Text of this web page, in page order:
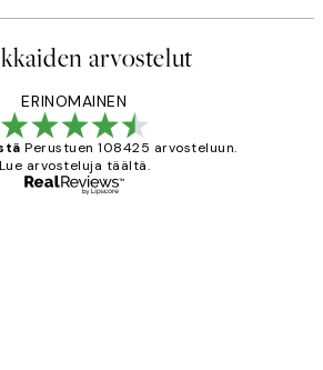
arvostelut
ERINOMAINEN
Perustuen 108425 arvosteluun.
Lue arvosteluja täältä.